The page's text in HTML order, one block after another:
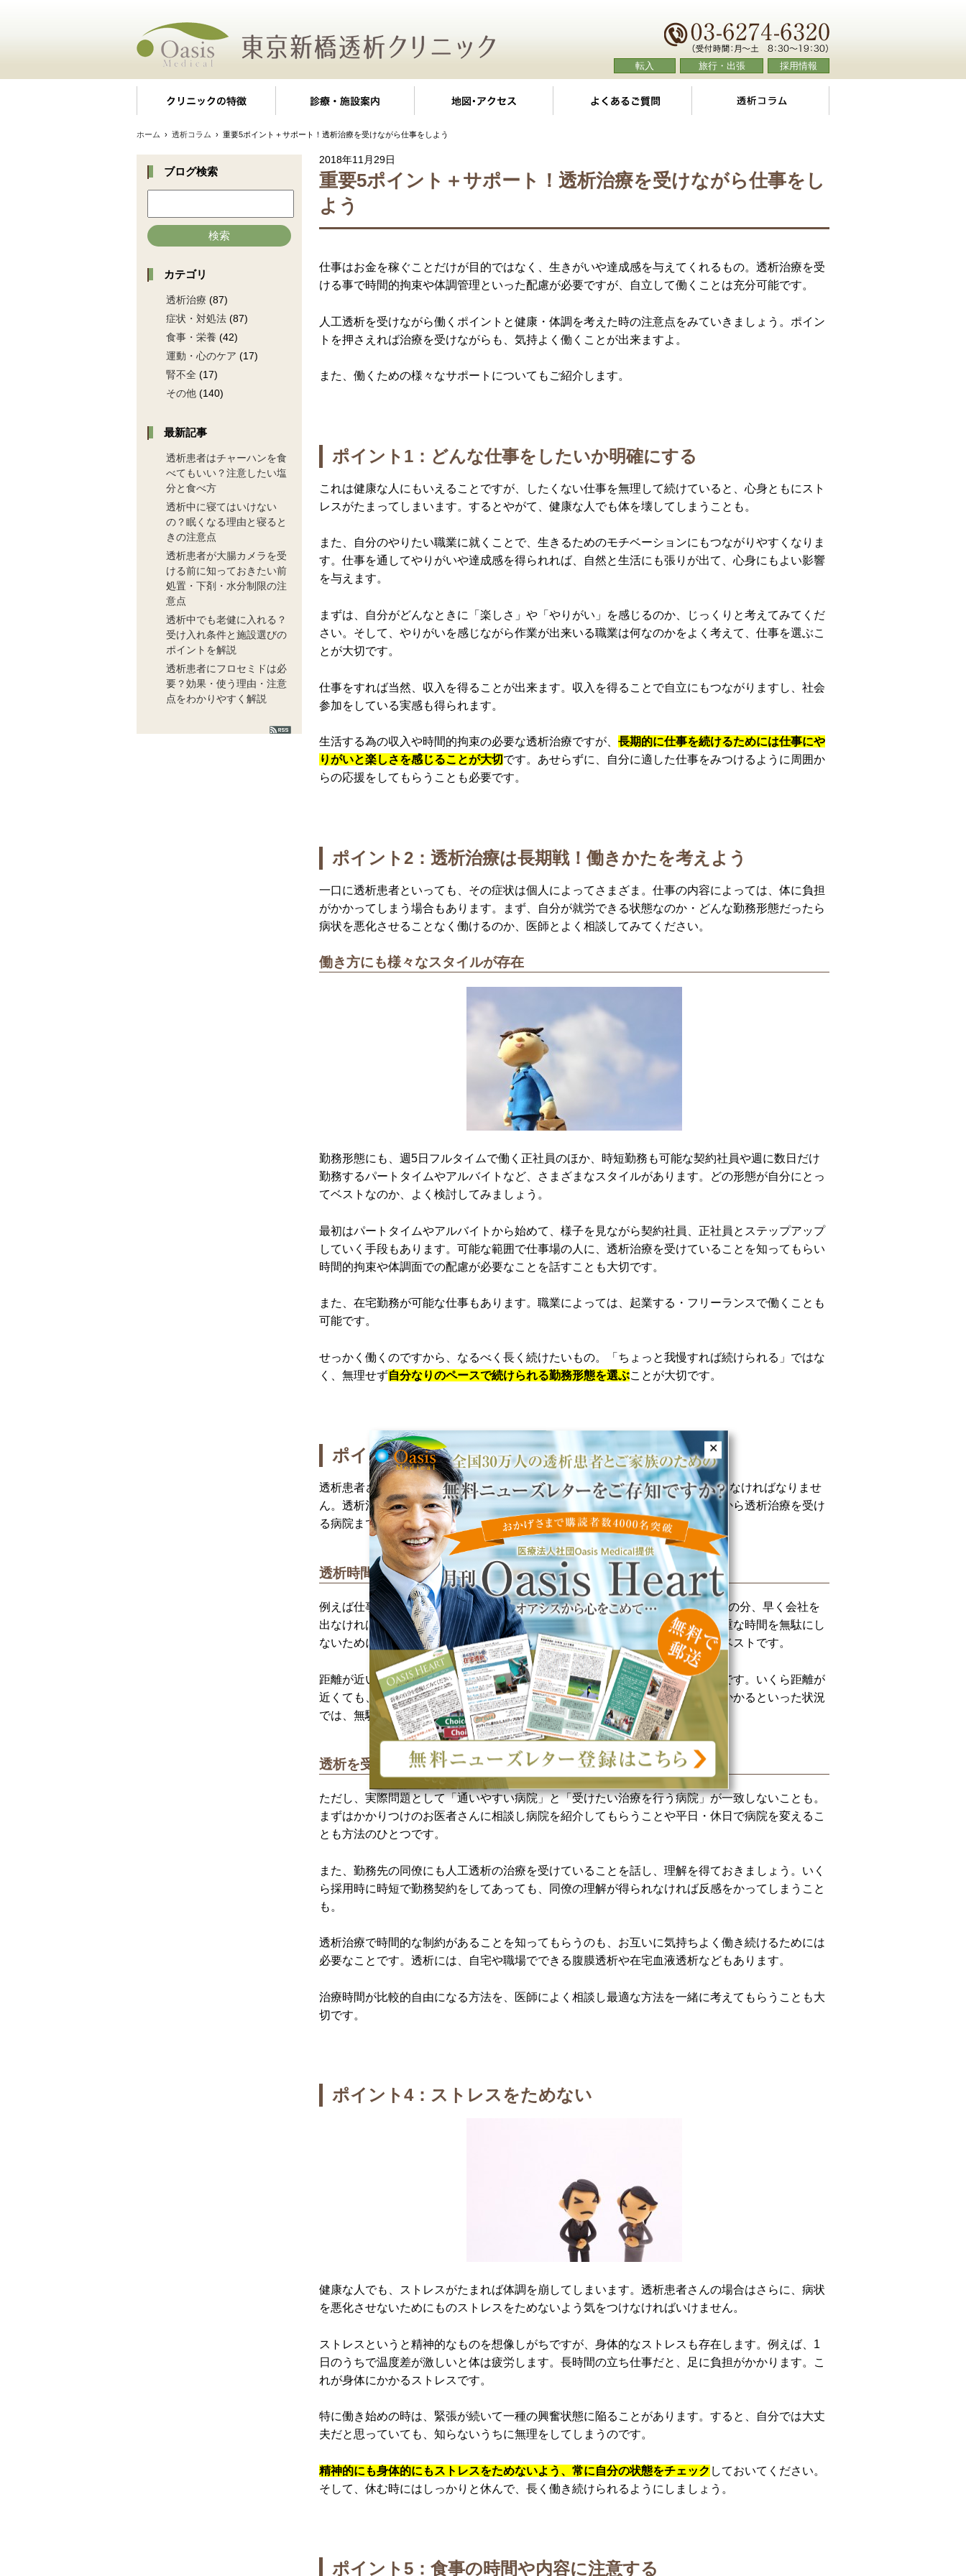
転入 旅行・出張 採用情報
よくあるご質問
ホーム › 透析コラム › 重要5ポイント＋サポート！透析治療を受けながら仕事をしよう
2018年11月29日
重要5ポイント＋サポート！透析治療を受けながら仕事をし
よう
仕事はお金を稼ぐことだけが目的ではなく、生きがいや達成感を与えてくれるもの。透析治療を受
ける事で時間的拘束や体調管理といった配慮が必要ですが、自立して働くことは充分可能です。
人工透析を受けながら働くポイントと健康・体調を考えた時の注意点をみていきましょう。ポイン
トを押さえれば治療を受けながらも、気持よく働くことが出来ますよ。
また、働くための様々なサポートについてもご紹介します。
ポイント1：どんな仕事をしたいか明確にする
これは健康な人にもいえることですが、したくない仕事を無理して続けていると、心身ともにスト
レスがたまってしまいます。するとやがて、健康な人でも体を壊してしまうことも。
また、自分のやりたい職業に就くことで、生きるためのモチベーションにもつながりやすくなりま
す。仕事を通してやりがいや達成感を得られれば、自然と生活にも張りが出て、心身にもよい影響
を与えます。
まずは、自分がどんなときに「楽しさ」や「やりがい」を感じるのか、じっくりと考えてみてくだ
さい。そして、やりがいを感じながら作業が出来いる職業は何なのかをよく考えて、仕事を選ぶこ
とが大切です。
仕事をすれば当然、収入を得ることが出来ます。収入を得ることで自立にもつながりますし、社会
参加をしている実感も得られます。
生活する為の収入や時間的拘束の必要な透析治療ですが、 長期的に仕事を続けるためには仕事にや
りがいと楽しさを感じることが大切です。あせらずに、自分に適した仕事をみつけるように周囲か
らの応援をしてもらうことも必要です。
ポイント2：透析治療は長期戦！働きかたを考えよう
一口に透析患者といっても、その症状は個人によってさまざま。仕事の内容によっては、体に負担
がかかってしまう場合もあります。まず、自分が就労できる状態なのか・どんな勤務形態だったら
病状を悪化させることなく働けるのか、医師とよく相談してみてください。
働き方にも様々なスタイルが存在
勤務形態にも、週5日フルタイムで働く正社員のほか、時短勤務も可能な契約社員や週に数日だけ
勤務するパートタイムやアルバイトなど、さまざまなスタイルがあります。どの形態が自分にとっ
てベストなのか、よく検討してみましょう。
最初はパートタイムやアルバイトから始めて、様子を見ながら契約社員、正社員とステップアップ
していく手段もあります。可能な範囲で仕事場の人に、透析治療を受けていることを知ってもらい
時間的拘束や体調面での配慮が必要なことを話すことも大切です。
また、在宅勤務が可能な仕事もあります。職業によっては、起業する・フリーランスで働くことも
可能です。
せっかく働くのですから、なるべく長く続けたいもの。「ちょっと我慢すれば続けられる」ではな
く、無理せず自分なりのペースで続けられる勤務形態を選ぶことが大切です。
ポイント3：透析治療の時間的拘束を考えよう
透析患者さんは、ほとんどの方が週3回通院し、1回4時間以上かかる治療を受けなければなりませ
ん。透析治療を受けている時間は仕事ができないのはもちろんですが、勤務先から透析治療を受け
る病院までの距離や移動手段も考えておく必要があります。
透析時間＋移動時間がかかる
例えば仕事場から病院までが2時間かかるとしたら、早退するにしても移動時間の分、早く会社を
出なければなりません。ただでさえ透析治療で時間をとられるのですから、貴重な時間を無駄にし
ないためにも、自宅と勤務先、勤務先と病院の距離は、出来るだけ近いことがベストです。
距離が近いだけでなく、移動の交通手段がスムーズかどうかも重要なポイントです。いくら距離が
近くても、電車やバスを何本も乗り継がなければいけない、乗り換えに時間がかかるといった状況
では、無駄な時間が増えるばかりではなく、体にも負担がかかってしまいます。
透析を受けやすい・働きやすい工夫を
ただし、実際問題として「通いやすい病院」と「受けたい治療を行う病院」が一致しないことも。
まずはかかりつけのお医者さんに相談し病院を紹介してもらうことや平日・休日で病院を変えるこ
とも方法のひとつです。
また、勤務先の同僚にも人工透析の治療を受けていることを話し、理解を得ておきましょう。いく
ら採用時に時短で勤務契約をしてあっても、同僚の理解が得られなければ反感をかってしまうこと
も。
透析治療で時間的な制約があることを知ってもらうのも、お互いに気持ちよく働き続けるためには
必要なことです。透析には、自宅や職場でできる腹膜透析や在宅血液透析などもあります。
治療時間が比較的自由になる方法を、医師によく相談し最適な方法を一緒に考えてもらうことも大
切です。
ポイント4：ストレスをためない
健康な人でも、ストレスがたまれば体調を崩してしまいます。透析患者さんの場合はさらに、病状
を悪化させないためにものストレスをためないよう気をつけなければいけません。
ストレスというと精神的なものを想像しがちですが、身体的なストレスも存在します。例えば、1
日のうちで温度差が激しいと体は疲労します。長時間の立ち仕事だと、足に負担がかかります。こ
れが身体にかかるストレスです。
特に働き始めの時は、緊張が続いて一種の興奮状態に陥ることがあります。すると、自分では大丈
夫だと思っていても、知らないうちに無理をしてしまうのです。
精神的にも身体的にもストレスをためないよう、常に自分の状態をチェック しておいてください。
そして、休む時にはしっかりと休んで、長く働き続けられるようにしましょう。
ポイント5：食事の時間や内容に注意する
ブログ検索
検索
カテゴリ
透析治療 (87)
症状・対処法 (87)
食事・栄養 (42)
運動・心のケア (17)
腎不全 (17)
その他 (140)
最新記事
透析患者はチャーハンを食
べてもいい？注意したい塩
分と食べ方
透析中に寝てはいけない
の？眠くなる理由と寝ると
きの注意点
透析患者が大腸カメラを受
ける前に知っておきたい前
処置・下剤・水分制限の注
意点
透析中でも老健に入れる？
受け入れ条件と施設選びの
ポイントを解説
透析患者にフロセミドは必
要？効果・使う理由・注意
点をわかりやすく解説
✕